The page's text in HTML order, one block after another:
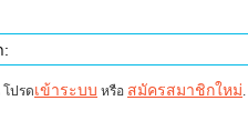
ปรดเข้าระบบ หรือ สมัครสมาชิกใหม่.